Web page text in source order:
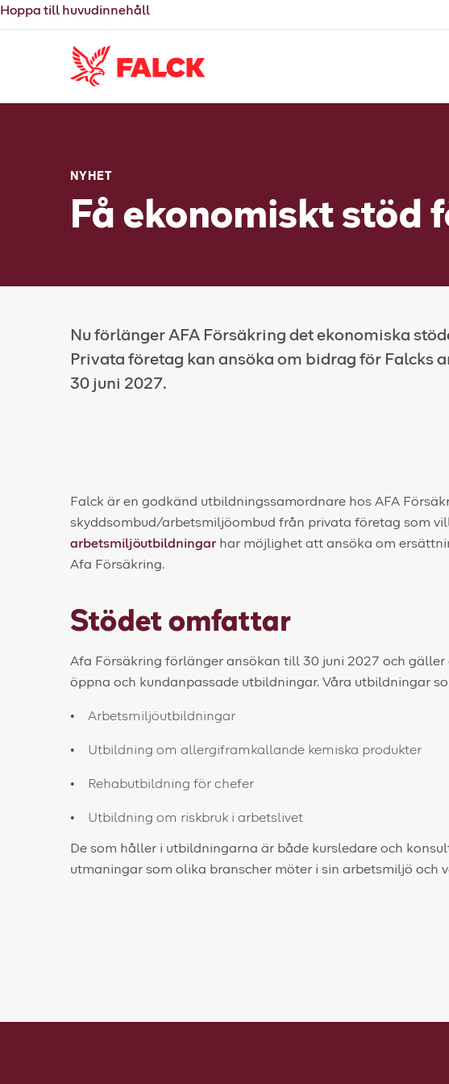
Hoppa till huvudinnehåll
NYHET
Få ekonomiskt
Nu förlänger AFA Försäkring det ekonomiska
Privata företag kan ansöka om bidrag för
30 juni 2027.
Falck är en godkänd utbildningssamordnare hos AFA
skyddsombud/arbetsmiljöombud från privata företag som
arbetsmiljöutbildningar har möjlighet att ansöka om
Afa Försäkring.
Stödet omfattar
Afa Försäkring förlänger ansökan till 30 juni 2027 och
öppna och kundanpassade utbildningar. Våra utbildningar
Arbetsmiljöutbildningar
Utbildning om allergiframkallande kemiska produkter
Rehabutbildning för chefer
Utbildning om riskbruk i arbetslivet
De som håller i utbildningarna är både kursledare och
utmaningar som olika branscher möter i sin arbetsmiljö och